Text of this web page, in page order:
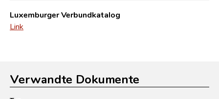
Luxemburger Verbundkatalog
Link
Verwandte Dokumente